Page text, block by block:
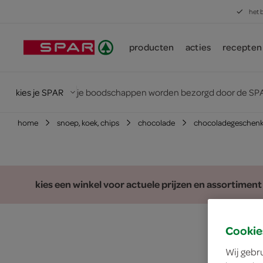
het
producten acties recepten
kies je SPAR je boodschappen worden bezorgd door de
home snoep, koek, chips chocolade
kies een winkel voor actuele prijzen en assortiment
Wij